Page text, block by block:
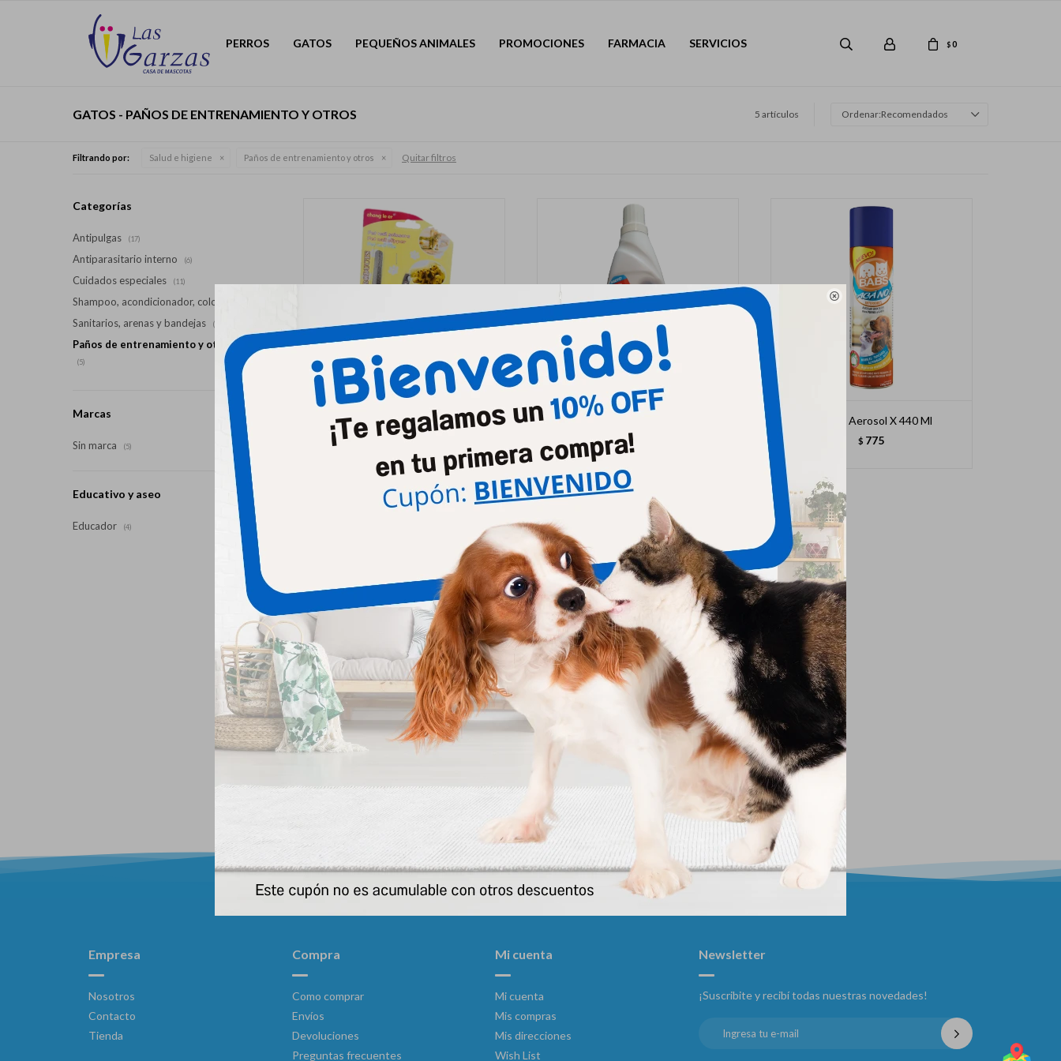

PERROS GATOS PEQUEÑOS ANIMALES PROMOCIONES FARMACIA SERVICIOS $0
GATOS - PAÑOS DE ENTRENAMIENTO Y OTROS 5 artículos Recomendados
Filtrando por: Salud e higiene Paños de entrenamiento y otros Quitar filtros
Corta Uñas Para Gatos Blister C/lima
203
Aca No Jarra X 1 Lt
$1.113
Aca No Aerosol X 440 Ml
$ 775
My Dog Correctivo Educador 250 Cc
$491
Aca No Spray Extra Fuerte
Categorías
Antipulgas (17)
Antiparasitario interno (6)
Cuidados especiales (11)
Shampoo, acondicionador, colonia
Sanitarios, arenas y bandejas (14)
Paños de entrenamiento y otros
(5)
Marcas
Sin marca (5)
Educativo y aseo
Educador (4)
Empresa
Nosotros
Contacto
Tienda
Compra
Como comprar
Envíos
Devoluciones
Preguntas frecuentes
Mi cuenta
Mi cuenta
Mis compras
Mis direcciones
Wish List
Newsletter
¡Suscribite y recibí todas nuestras novedades!